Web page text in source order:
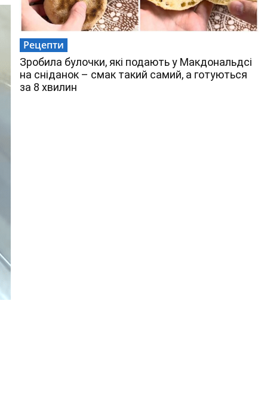
Рецепти
Зробила булочки, які подають у Макдональдсі
на сніданок – смак такий самий, а готуються
за 8 хвилин